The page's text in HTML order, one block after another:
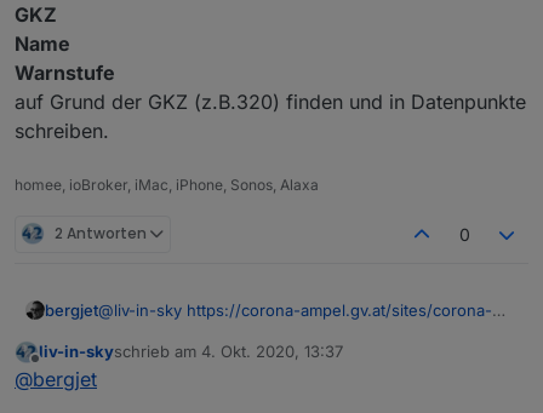
GKZ
Name
Warnstufe
auf Grund der GKZ (z.B.320) finden und in Datenpunkte
schreiben.
homee, ioBroker, iMac, iPhone, Sonos, Alaxa
2 Antworten 0
bergjet@liv-in-sky https://corona-ampel.gv.at/sites/corona-
meinden_aktuell.json
Leider, es handelt sich hier um eine andere
Offline
liv-in-skyschrieb am 4. Okt. 2020, 13:37
zuletzt editiert von
@bergjet